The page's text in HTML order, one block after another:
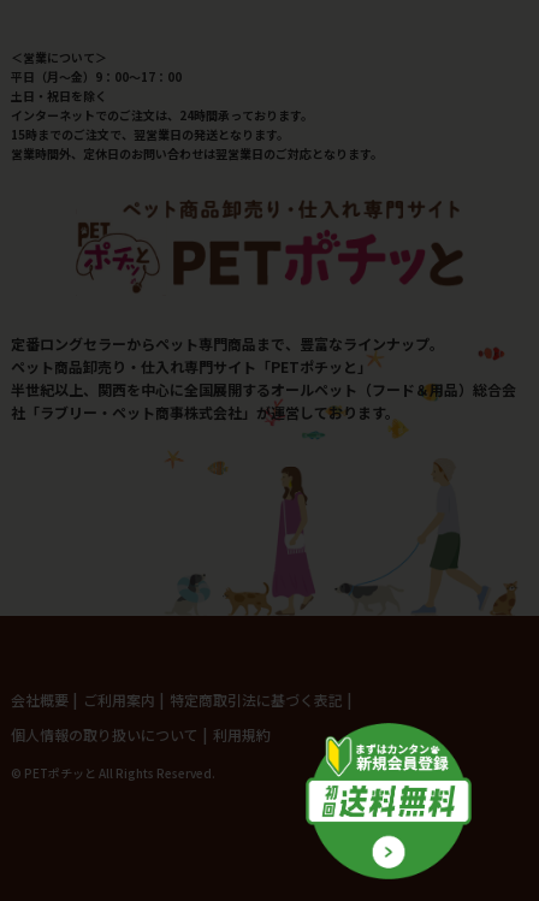
＜営業について＞
平日（月～金）9：00～17：00
土日・祝日を除く
インターネットでのご注文は、24時間承っております。
15時までのご注文で、翌営業日の発送となります。
営業時間外、定休日のお問い合わせは翌営業日のご対応となります。
定番ロングセラーからペット専門商品まで、豊富なラインナップ。
ペット商品卸売り・仕入れ専門サイト「PETポチッと」
半世紀以上、関西を中心に全国展開するオールペット（フード＆用品）総合会
社「ラブリー・ペット商事株式会社」が運営しております。
会社概要 | ご利用案内 | 特定商取引法に基づく表記 |
個人情報の取り扱いについて | 利用規約
© PETポチッと All Rights Reserved.